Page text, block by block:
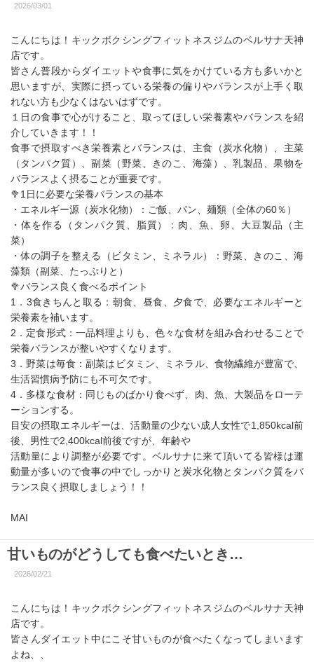
2026/03/01
こんにちは！キックボクシングフィットネスジムのベルサナ天神
店です。
皆さん普段からダイエットや食事に気をかけている方も多いかと
思いますが、実際に摂っている栄養の偏りやバランスが上手く取
れない方も少なくはないはずです。
１日の食事で心がけること、取ってほしい栄養素やバランスを紹
介していきます！！
食事で摂取すべき栄養素とバランスは、主食（炭水化物）、主菜
（タンパク質）、副菜（野菜、きのこ、海藻）、乳製品、果物を
バランスよく摂ることが重要です。
🥦1日に必要な栄養バランスの基本
・エネルギー源（炭水化物）：ご飯、パン、麺類（全体の60％）
・体を作る（タンパク質、脂質）：肉、魚、卵、大豆製品（主
菜）
・体の調子を整える（ビタミン、ミネラル）：野菜、きのこ、海
藻類（副菜、たっぷりと）
🥦バランス良く食べるポイント
1．3食きちんと取る：朝食、昼食、夕食で、必要なエネルギーと
栄養素を補います。
2．定食形式：一品料理よりも、色々な食材を組み合わせることで
栄養バランスが整いやすくなります。
3．野菜は毎食：副菜はビタミン、ミネラル、食物繊維が豊富で、
生活習慣病予防にも不可欠です。
4．多様な食材：同じものばかり食べず、肉、魚、大製品をローテ
ーションする。
目安の摂取エネルギーは、活動量の少ない成人女性で1,850kcal前
後、男性で2,400kcal前後ですが、年齢や
活動量により調整が必要です。ベルサナに来て頂いてる皆様は運
動量が多いので食事の中でしっかりと炭水化物とタンパク質をバ
ランス良く摂取しましょう！！
MAI
甘いものがどうしても食べたいとき…
2026/02/21
こんにちは！キックボクシングフィットネスジムのベルサナ天神
店です。
皆さんダイエット中にこそ甘いものが食べたくなってしまいます
よね、、